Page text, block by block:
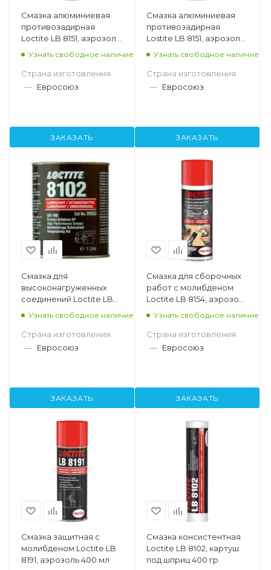
Смазка алюминиевая
противозадирная
Loctite LB 8151, аэрозоль
Узнать свободное наличие
Страна изготовления
— Евросоюз
ЗАКАЗАТЬ
Смазка алюминиевая
противозадирная
Lostite LB 8151, аэрозоль
Узнать свободное наличие
Страна изготовления
— Евросоюз
ЗАКАЗАТЬ
Смазка для
высоконагруженных
соединений Loctite LB
8102, банка 1 л
Узнать свободное наличие
Страна изготовления
— Евросоюз
ЗАКАЗАТЬ
Смазка для сборочных
работ с молибденом
Loctite LB 8154, аэрозоль
Узнать свободное наличие
Страна изготовления
— Евросоюз
ЗАКАЗАТЬ
Смазка защитная с
молибденом Loctite LB
8191, аэрозоль 400 мл
Смазка консистентная
Loctite LB 8102, картуш
под шприц 400 гр